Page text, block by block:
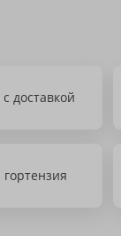
доставкой